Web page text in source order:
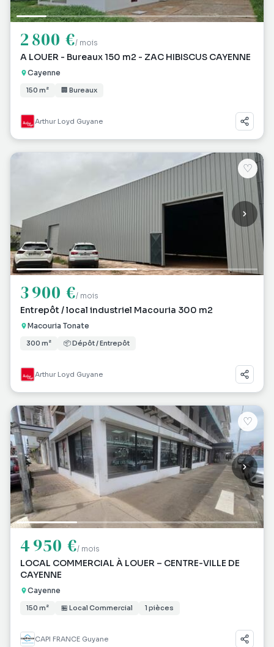
2 800 €/ mois
A LOUER - Bureaux 150 m2 - ZAC HIBISCUS CAYENNE
Cayenne
150 m² 🏢 Bureaux
Arthur Loyd Guyane
♡
3 900 €/ mois
Entrepôt / local industriel Macouria 300 m2
Macouria Tonate
300 m² 📦 Dépôt / Entrepôt
Arthur Loyd Guyane
♡
4 950 €/ mois
LOCAL COMMERCIAL À LOUER – CENTRE-VILLE DE
CAYENNE
Cayenne
150 m² 🏪 Local Commercial 1 pièces
CAPI FRANCE Guyane